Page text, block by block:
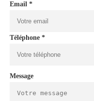
Email *
Téléphone *
Message